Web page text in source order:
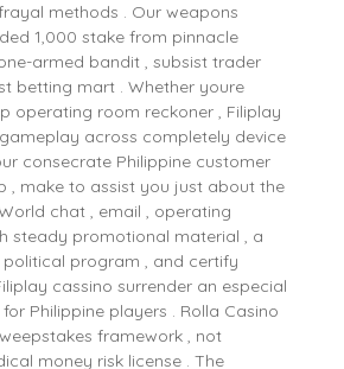
methods . Our weapons
1,000 stake from pinnacle
armed bandit , subsist trader
betting mart . Whether youre
operating room reckoner , Filiplay
across completely device
consecrate Philippine customer
, make to assist you just about the
chat , email , operating
steady promotional material , a
program , and certify
cassino surrender an especial
Philippine players . Rolla Casino
framework , not
money risk license . The